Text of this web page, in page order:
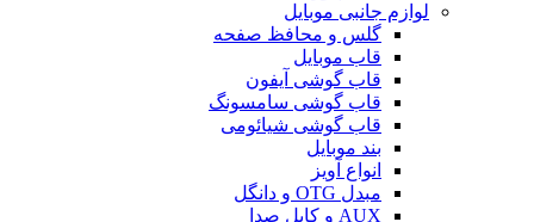
لوازم جانبی موبایل
گلس و محافظ صفحه
قاب موبایل
قاب گوشی آیفون
قاب گوشی سامسونگ
قاب گوشی شیائومی
بند موبایل
انواع آویز
مبدل OTG و دانگل
AUX و کابل صدا